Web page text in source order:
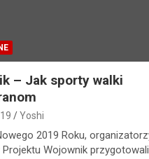
– Jak sporty walki
Yoshi
2019 Roku,
Projektu Wojownik przygotowali